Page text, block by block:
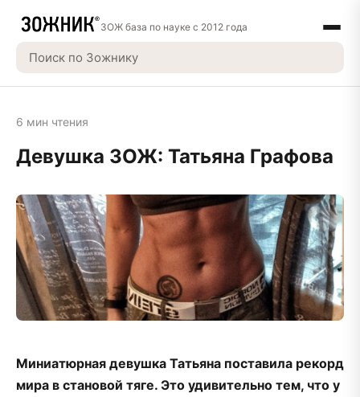
ЗОЖ база по науке с 2012 года
6 мин чтения
Девушка ЗОЖ: Татьяна Графова
Миниатюрная девушка Татьяна поставила рекорд
мира в становой тяге. Это удивительно тем, что у